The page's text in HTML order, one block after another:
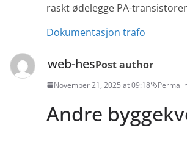
raskt ødelegge PA-
Dokumentasjon trafo
web-hesPost author
November 21, 2025 at 09:18
Andre